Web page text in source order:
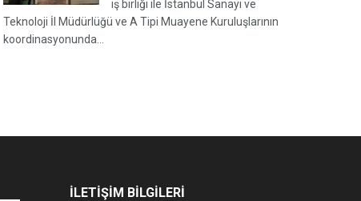
iş birliği ile İstanbul Sanayi ve
Teknoloji İl Müdürlüğü ve A Tipi Muayene Kuruluşlarının
koordinasyonunda...
İLETİŞİM BİLGİLERİ